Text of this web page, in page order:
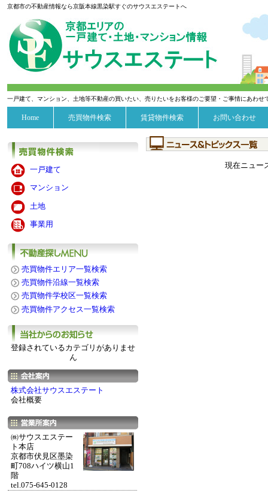
京都市の不動産情報なら京阪本線黒染駅すぐのサウスエステートへ
一戸建て、マンション、土地等不動産の買いたい、売りたいをお客様のご要望・ご事情にあわ
Home 売買物件検索 賃貸物件検索 お問い合わせ
一戸建て
マンション
土地
事業用
売買物件エリア一覧検索
売買物件沿線一覧検索
売買物件学校区一覧検索
売買物件アクセス一覧検索
登録されているカテゴリがありませ
ん
株式会社サウスエステート
会社概要
㈱サウスエステー
ト本店
京都市伏見区墨染
町708ハイツ横山1
階
tel.075-645-0128
現在ニュー